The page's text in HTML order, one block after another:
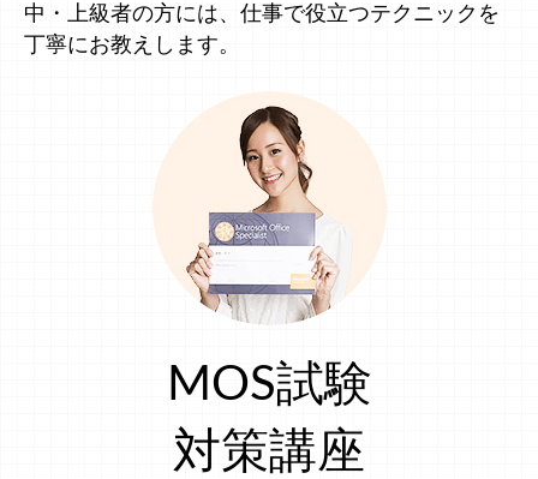
中・上級者の方には、仕事で役立つテクニックを
丁寧にお教えします。
MOS試験
対策講座